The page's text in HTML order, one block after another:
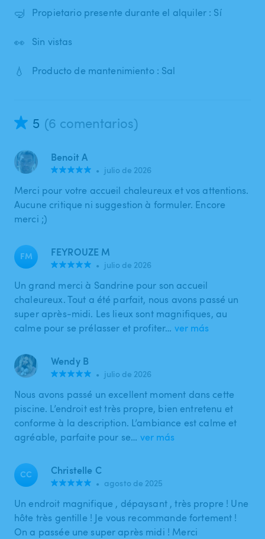
🤿 Propietario presente durante el alquiler : Sí
👀 Sin vistas
💧 Producto de mantenimiento : Sal
5 (6 comentarios)
Benoit A
• julio de 2026
Merci pour votre accueil chaleureux et vos attentions.
Aucune critique ni suggestion à formuler. Encore
merci ;)
FM FEYROUZE M
• julio de 2026
Un grand merci à Sandrine pour son accueil
chaleureux. Tout a été parfait, nous avons passé un
super après-midi. Les lieux sont magnifiques, au
calme pour se prélasser et profiter… ver más
Wendy B
• julio de 2026
Nous avons passé un excellent moment dans cette
piscine. L’endroit est très propre, bien entretenu et
conforme à la description. L’ambiance est calme et
agréable, parfaite pour se… ver más
CC Christelle C
• agosto de 2025
Un endroit magnifique , dépaysant , très propre ! Une
hôte très gentille ! Je vous recommande fortement !
On a passée une super après midi ! Merci